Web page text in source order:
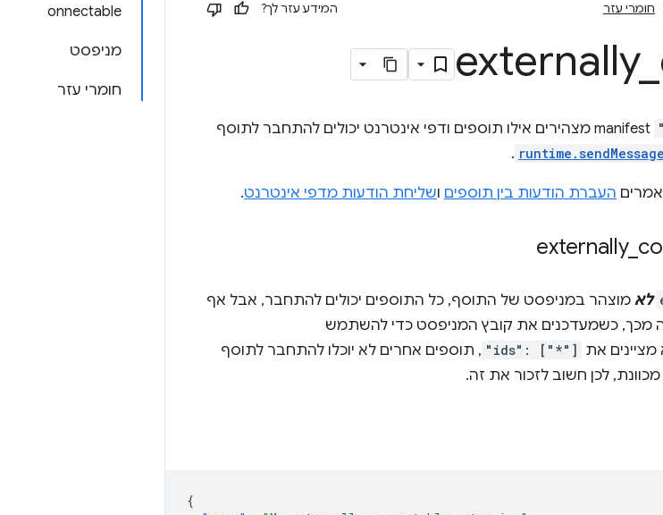
onnectable
מניפסט
חומרי עזר
חומרי עזר המידע עזר לך?
externally_
manifest מצהירים אילו תוספים ודפי אינטרנט יכולים להתחבר לתוסף
.
העברת הודעות בין תוספים ושליחת הודעות מדפי אינטרנט.
_
לא מוצהר במניפסט של התוסף, כל התוספים יכולים להתחבר, אבל אף
מכך, כשמעדכנים את קובץ המניפסט כדי להשתמש
את "ids": ["*"] , תוספים אחרים לא יוכלו להתחבר לתוסף
לכן חשוב לזכור את זה.
{